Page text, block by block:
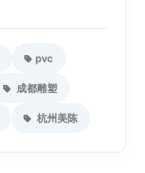
pvc
成都雕塑
杭州美陈